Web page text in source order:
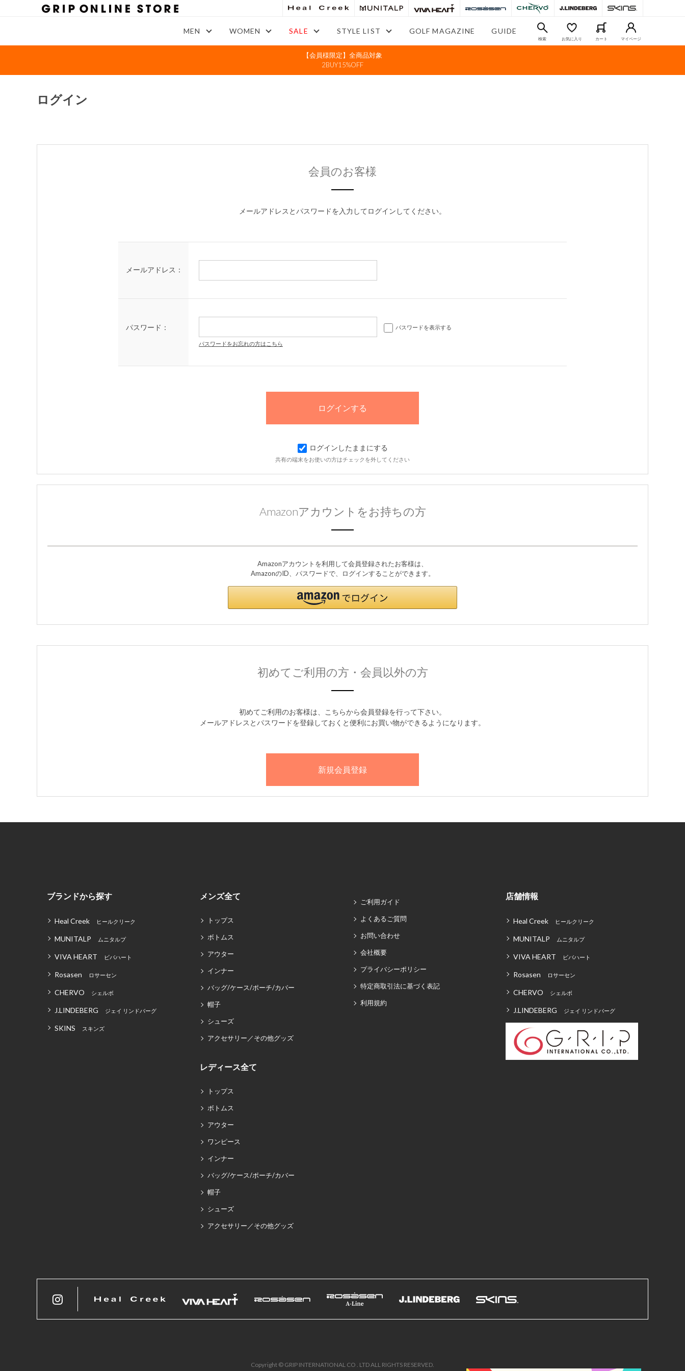
MEN WOMEN SALE STYLE LIST GOLF MAGAZINE GUIDE
検索 お気に入り カート マイページ
【会員様限定】全商品対象
2BUY15%OFF
ログイン
会員のお客様
メールアドレスとパスワードを入力してログインしてください。
メールアドレス：
パスワード： パスワードを表示する
パスワードをお忘れの方はこちら
ログインしたままにする
共有の端末をお使いの方はチェックを外してください
Amazonアカウントをお持ちの方
Amazonアカウントを利用して会員登録されたお客様は、
AmazonのID、パスワードで、ログインすることができます。
初めてご利用の方・会員以外の方
初めてご利用のお客様は、こちらから会員登録を行って下さい。
メールアドレスとパスワードを登録しておくと便利にお買い物ができるようになります。
ブランドから探す
Heal Creek ヒールクリーク
MUNITALP ムニタルプ
VIVA HEART ビバハート
Rosasen ロサーセン
CHERVO シェルボ
J.LINDEBERG ジェイ リンドバーグ
SKINS スキンズ
メンズ全て
トップス
ボトムス
アウター
インナー
バッグ/ケース/ポーチ/カバー
帽子
シューズ
アクセサリー／その他グッズ
レディース全て
トップス
ボトムス
アウター
ワンピース
インナー
バッグ/ケース/ポーチ/カバー
帽子
シューズ
アクセサリー／その他グッズ
ご利用ガイド
よくあるご質問
お問い合わせ
会社概要
プライバシーポリシー
特定商取引法に基づく表記
利用規約
店舗情報
Heal Creek ヒールクリーク
MUNITALP ムニタルプ
VIVA HEART ビバハート
Rosasen ロサーセン
CHERVO シェルボ
J.LINDEBERG ジェイ リンドバーグ
Copyright © GRIP INTERNATIONAL CO . LTD ALL RIGHTS RESERVED.